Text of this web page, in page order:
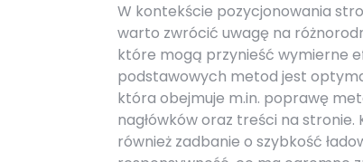
W kontekście pozycjonowania
warto zwrócić uwagę na
które mogą przynieść wymierne
podstawowych metod jest
która obejmuje m.in. poprawę
nagłówków oraz treści na stronie.
również zadbanie o szybkość